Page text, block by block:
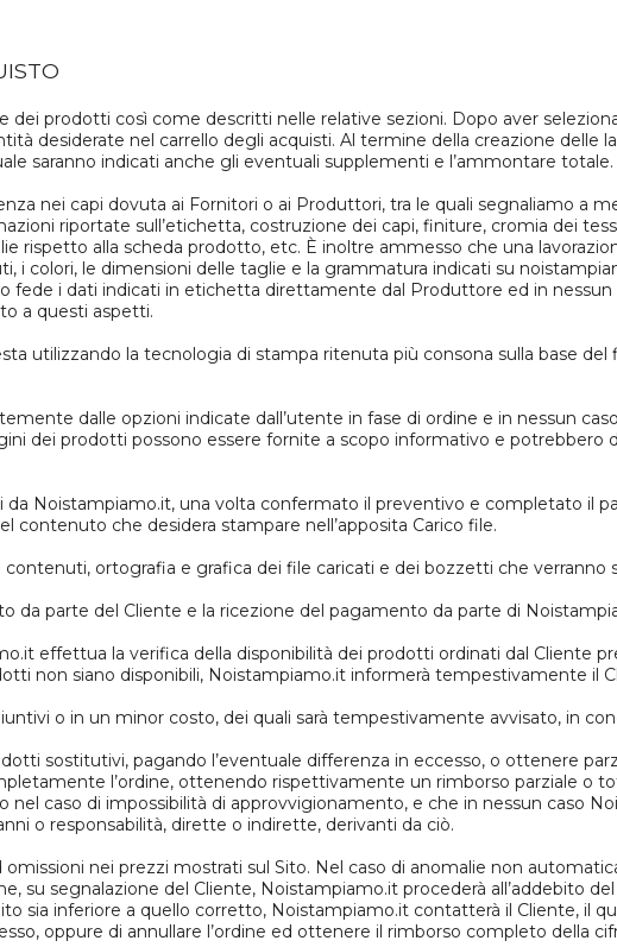
dei prodotti così come descritti nelle relative sezioni. Dopo aver
desiderate nel carrello degli acquisti. Al termine della creazione delle
saranno indicati anche gli eventuali supplementi e l’ammontare totale.
nei capi dovuta ai Fornitori o ai Produttori, tra le quali segnaliamo a
riportate sull’etichetta, costruzione dei capi, finiture, cromia dei
rispetto alla scheda prodotto, etc. È inoltre ammesso che una
i colori, le dimensioni delle taglie e la grammatura indicati su
fede i dati indicati in etichetta direttamente dal Produttore ed in
a questi aspetti.
utilizzando la tecnologia di stampa ritenuta più consona sulla base
dalle opzioni indicate dall’utente in fase di ordine e in nessun
dei prodotti possono essere fornite a scopo informativo e potrebbero
Noistampiamo.it, una volta confermato il preventivo e completato il
contenuto che desidera stampare nell’apposita Carico file.
ortografia e grafica dei file caricati e dei bozzetti che verranno
da parte del Cliente e la ricezione del pagamento da parte di
effettua la verifica della disponibilità dei prodotti ordinati dal Cliente
non siano disponibili, Noistampiamo.it informerà tempestivamente il
o in un minor costo, dei quali sarà tempestivamente avvisato, in
sostitutivi, pagando l’eventuale differenza in eccesso, o ottenere
l’ordine, ottenendo rispettivamente un rimborso parziale o
caso di impossibilità di approvvigionamento, e che in nessun caso
o responsabilità, dirette o indirette, derivanti da ciò.
nei prezzi mostrati sul Sito. Nel caso di anomalie non
su segnalazione del Cliente, Noistampiamo.it procederà all’addebito
sia inferiore a quello corretto, Noistampiamo.it contatterà il Cliente, il
oppure di annullare l’ordine ed ottenere il rimborso completo della